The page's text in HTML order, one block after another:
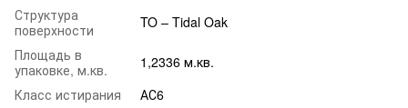
Структура
поверхности
TO – Tidal Oak
Площадь в
упаковке, м.кв.
1,2336 м.кв.
Класс истирания
АС6